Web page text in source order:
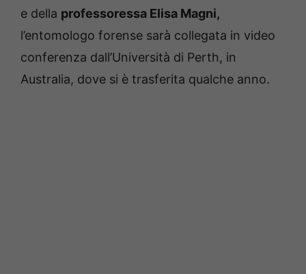
e della professoressa Elisa Magni,
l’entomologo forense sarà collegata in video
conferenza dall’Università di Perth, in
Australia, dove si è trasferita qualche anno.